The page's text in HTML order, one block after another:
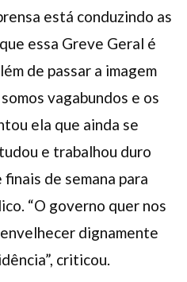
está conduzindo as
essa Greve Geral é
de passar a imagem
vagabundos e os
ela que ainda se
e trabalhou duro
de semana para
“O governo quer nos
dignamente
criticou.